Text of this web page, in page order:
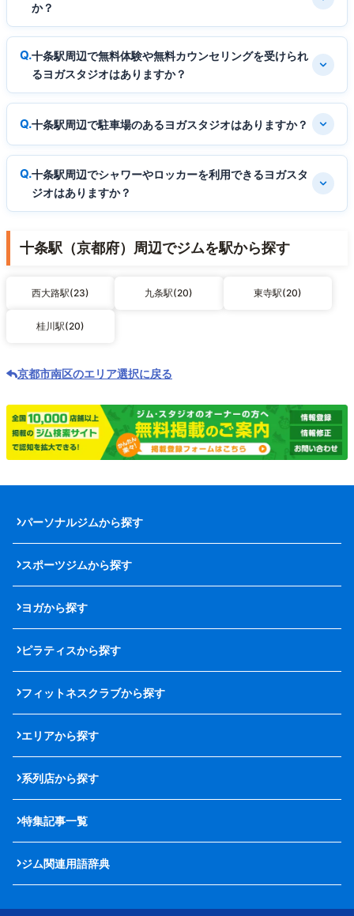
か？
十条駅周辺で無料体験や無料カウンセリングを受けられ
るヨガスタジオはありますか？
十条駅周辺で駐車場のあるヨガスタジオはありますか？
十条駅周辺でシャワーやロッカーを利用できるヨガスタ
ジオはありますか？
十条駅（京都府）周辺でジムを駅から探す
西大路駅(23) 九条駅(20) 東寺駅(20)
桂川駅(20)
京都市南区のエリア選択に戻る
パーソナルジムから探す
スポーツジムから探す
ヨガから探す
ピラティスから探す
フィットネスクラブから探す
エリアから探す
系列店から探す
特集記事一覧
ジム関連用語辞典